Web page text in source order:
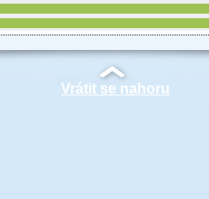
Vrátit se nahoru